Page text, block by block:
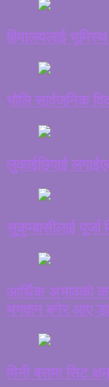
हिमालयलाई
भोलि सार्वजनिक
लुकाईछिपाई
सुकुम्बासीलाई पूर्जा
आर्थिक अभावको
भगवान बनेर आए
मिनी बसमा सिट